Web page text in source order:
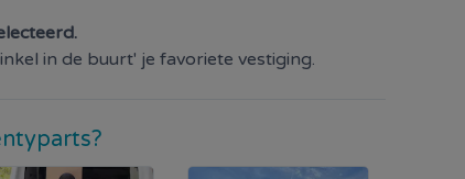
in de buurt' je favoriete vestiging.